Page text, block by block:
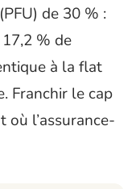
de 30 % :
% de
à la flat
Franchir le cap
où l’assurance-